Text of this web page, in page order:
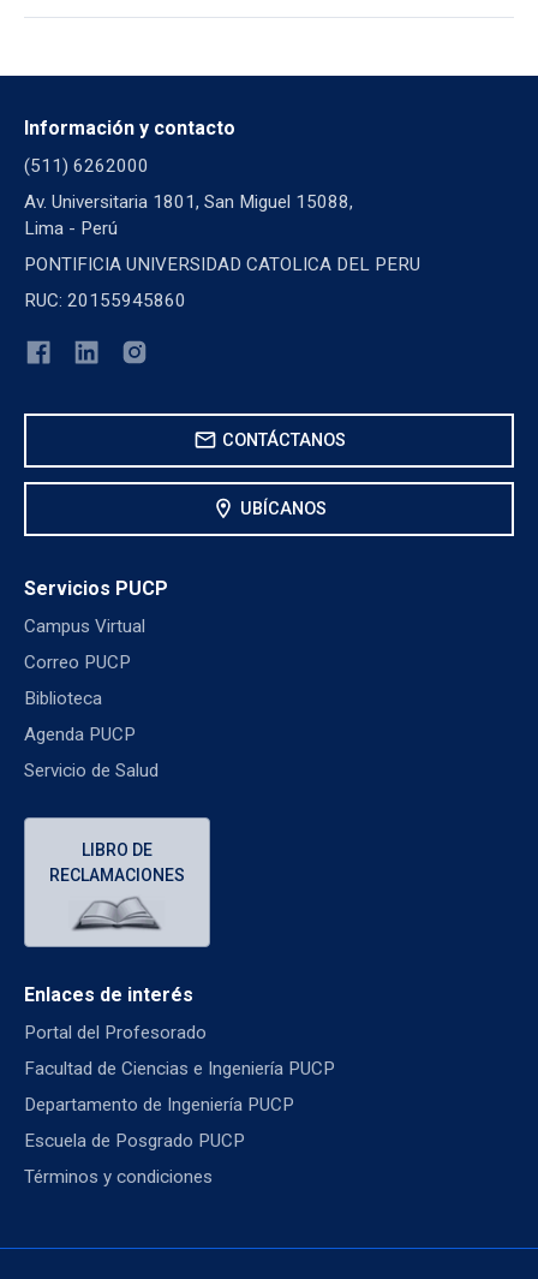
Información y contacto
(511) 6262000
Av. Universitaria 1801, San Miguel 15088,
Lima - Perú
PONTIFICIA UNIVERSIDAD CATOLICA DEL PERU
RUC: 20155945860
mail CONTÁCTANOS
location_on UBÍCANOS
Servicios PUCP
Campus Virtual
Correo PUCP
Biblioteca
Agenda PUCP
Servicio de Salud
LIBRO DE
RECLAMACIONES
Enlaces de interés
Portal del Profesorado
Facultad de Ciencias e Ingeniería PUCP
Departamento de Ingeniería PUCP
Escuela de Posgrado PUCP
Términos y condiciones